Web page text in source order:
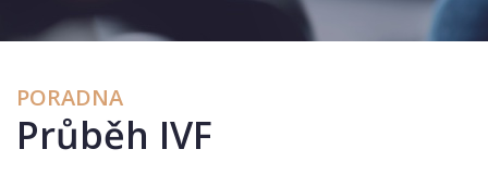
PORADNA
Průběh IVF